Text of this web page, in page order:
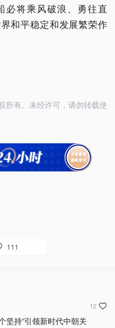
必将乘风破浪、勇往直
和平稳定和发展繁荣作
所有。未经许可，请勿转载使
111
坚持”引领新时代中朝关
12